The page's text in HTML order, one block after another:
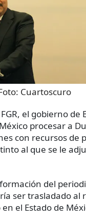
Cuartoscuro
el gobierno de
procesar a
con recursos de
al que se le
del
ser trasladado al
el Estado de